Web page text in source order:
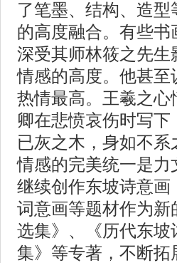
了笔墨、结构、造
的高度融合。有些
深受其师林筱之先
情感的高度。他甚
热情最高。王羲之
卿在悲愤哀伤时写
已灰之木，身如不
情感的完美统一是
继续创作东坡诗意
词意画等题材作为
选集》、《历代东
集》等专著，不断